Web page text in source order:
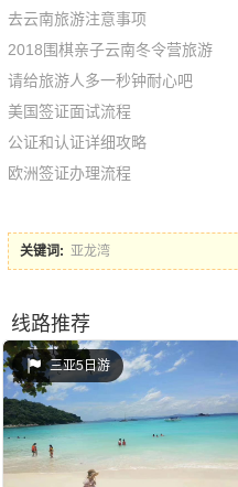
去云南旅游注意事项
2018围棋亲子云南冬令营旅游
请给旅游人多一秒钟耐心吧
美国签证面试流程
公证和认证详细攻略
欧洲签证办理流程
关键词: 亚龙湾
线路推荐
三亚5日游